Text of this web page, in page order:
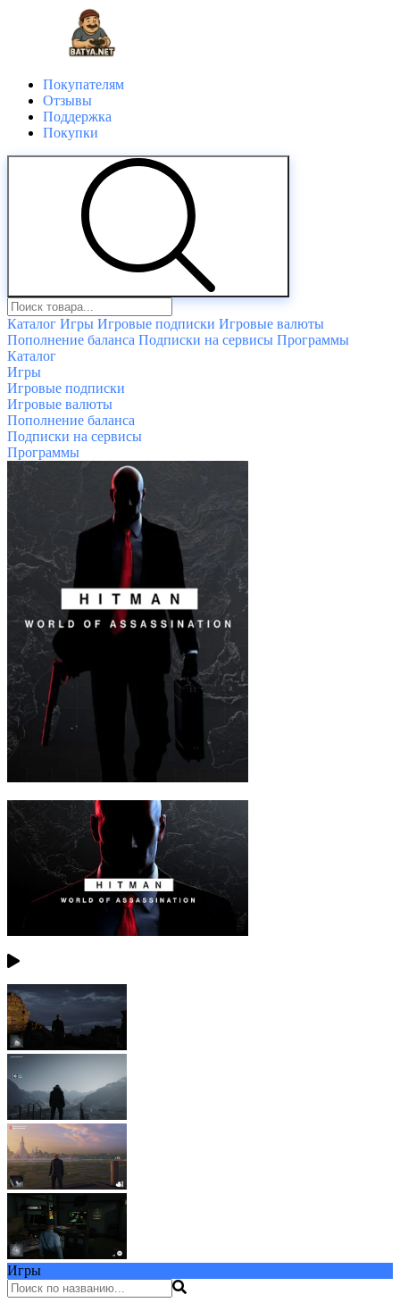
Покупателям
Отзывы
Поддержка
Покупки
Каталог Игры Игровые подписки Игровые валюты
Пополнение баланса Подписки на сервисы Программы
Каталог
Игры
Игровые подписки
Игровые валюты
Пополнение баланса
Подписки на сервисы
Программы
Игры